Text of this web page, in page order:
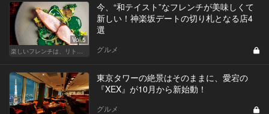
Vol.5
楽しいフレンチは、リトルパリ・神楽坂で
今、“和テイスト”なフレンチが美味しくて
新しい！神楽坂デートの切り札となる店4
選
グルメ
東京タワーの絶景はそのままに、愛宕の
『XEX』が10月から新始動！
グルメ